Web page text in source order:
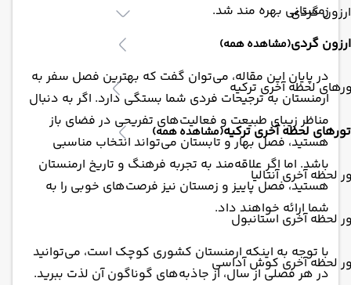
ارزون گردی
ارزون گردی(مشاهده همه)
لحظه آخری ترکیه
تورهای لحظه آخری ترکیه(مشاهده همه)
لحظه آخری آنتالیا
لحظه آخری استانبول
لحظه آخری کوش آداسی
زمستانی بهره مند شد.
در پایان این مقاله، می‌توان گفت که بهترین فصل سفر به
ارمنستان به ترجیحات فردی شما بستگی دارد. اگر به دنبال
مناظر زیبای طبیعت و فعالیت‌های تفریحی در فضای باز
هستید، فصل بهار و تابستان می‌تواند انتخاب مناسبی
باشد. اما اگر علاقه‌مند به تجربه فرهنگ و تاریخ ارمنستان
هستید، فصل پاییز و زمستان نیز فرصت‌های خوبی را به
شما ارائه خواهند داد.
با توجه به اینکه ارمنستان کشوری کوچک است، می‌توانید
در هر فصلی از سال، از جاذبه‌های گوناگون آن لذت ببرید.